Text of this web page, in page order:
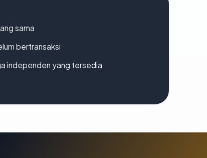
sama
bertransaksi
independen yang tersedia